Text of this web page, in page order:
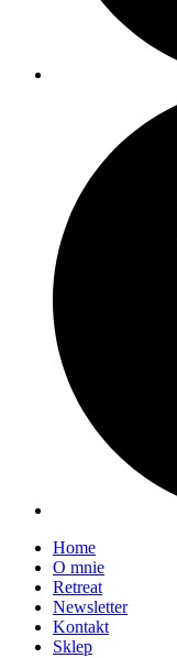
Home
O mnie
Retreat
Newsletter
Kontakt
Sklep